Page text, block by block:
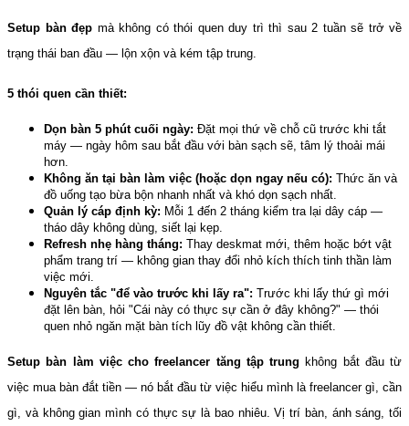
Setup bàn đẹp mà không có thói quen duy trì thì sau 2 tuần sẽ trở về
trạng thái ban đầu — lộn xộn và kém tập trung.
5 thói quen cần thiết:
Dọn bàn 5 phút cuối ngày: Đặt mọi thứ về chỗ cũ trước khi tắt
máy — ngày hôm sau bắt đầu với bàn sạch sẽ, tâm lý thoải mái
hơn.
Không ăn tại bàn làm việc (hoặc dọn ngay nếu có): Thức ăn và
đồ uống tạo bừa bộn nhanh nhất và khó dọn sạch nhất.
Quản lý cáp định kỳ: Mỗi 1 đến 2 tháng kiểm tra lại dây cáp —
tháo dây không dùng, siết lại kẹp.
Refresh nhẹ hàng tháng: Thay deskmat mới, thêm hoặc bớt vật
phẩm trang trí — không gian thay đổi nhỏ kích thích tinh thần làm
việc mới.
Nguyên tắc "để vào trước khi lấy ra": Trước khi lấy thứ gì mới
đặt lên bàn, hỏi "Cái này có thực sự cần ở đây không?" — thói
quen nhỏ ngăn mặt bàn tích lũy đồ vật không cần thiết.
Setup bàn làm việc cho freelancer tăng tập trung không bắt đầu từ
việc mua bàn đắt tiền — nó bắt đầu từ việc hiểu mình là freelancer gì, cần
gì, và không gian mình có thực sự là bao nhiêu. Vị trí bàn, ánh sáng, tối